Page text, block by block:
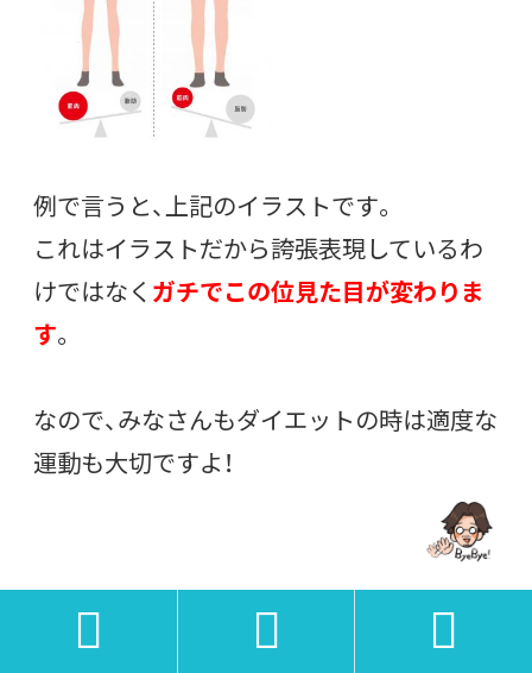
例で言うと、上記のイラストです。
これはイラストだから誇張表現しているわ
けではなく ガチでこの位見た目が変わりま
す。
なので、みなさんもダイエットの時は適度な
運動も大切ですよ！
  